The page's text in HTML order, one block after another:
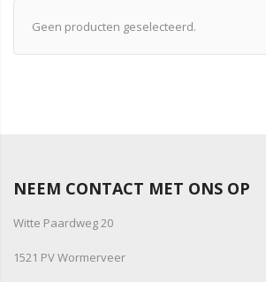
Geen producten geselecteerd.
NEEM CONTACT MET ONS OP
Witte Paardweg 20
1521 PV Wormerveer